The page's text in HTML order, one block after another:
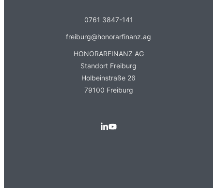
0761 3847-141
freiburg@honorarfinanz.ag
HONORARFINANZ AG
Standort Freiburg
Holbeinstraße 26
79100 Freiburg